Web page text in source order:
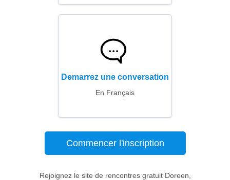
Demarrez une conversation
En Français
Commencer l'inscription
Rejoignez le site de rencontres gratuit Doreen,